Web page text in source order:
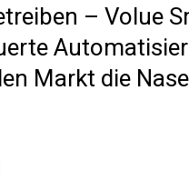
– Volue
Markt die